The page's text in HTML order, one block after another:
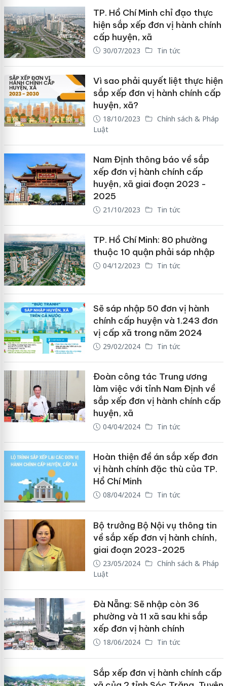
TP. Hồ Chí Minh chỉ đạo thực
hiện sắp xếp đơn vị hành chính
cấp huyện, xã
30/07/2023 Tin tức
Vì sao phải quyết liệt thực hiện
sắp xếp đơn vị hành chính cấp
huyện, xã?
18/10/2023
Chính sách & Pháp
Luật
Nam Định thông báo về sắp
xếp đơn vị hành chính cấp
huyện, xã giai đoạn 2023 -
2025
21/10/2023 Tin tức
TP. Hồ Chí Minh: 80 phường
thuộc 10 quận phải sáp nhập
04/12/2023 Tin tức
Sẽ sáp nhập 50 đơn vị hành
chính cấp huyện và 1.243 đơn
vị cấp xã trong năm 2024
29/02/2024 Tin tức
Đoàn công tác Trung ương
làm việc với tỉnh Nam Định về
sắp xếp đơn vị hành chính cấp
huyện, xã
04/04/2024 Tin tức
Hoàn thiện đề án sắp xếp đơn
vị hành chính đặc thù của TP.
Hồ Chí Minh
08/04/2024 Tin tức
Bộ trưởng Bộ Nội vụ thông tin
về sắp xếp đơn vị hành chính,
giai đoạn 2023-2025
23/05/2024
Chính sách & Pháp
Luật
Đà Nẵng: Sẽ nhập còn 36
phường và 11 xã sau khi sắp
xếp đơn vị hành chính
18/06/2024 Tin tức
Sắp xếp đơn vị hành chính cấp